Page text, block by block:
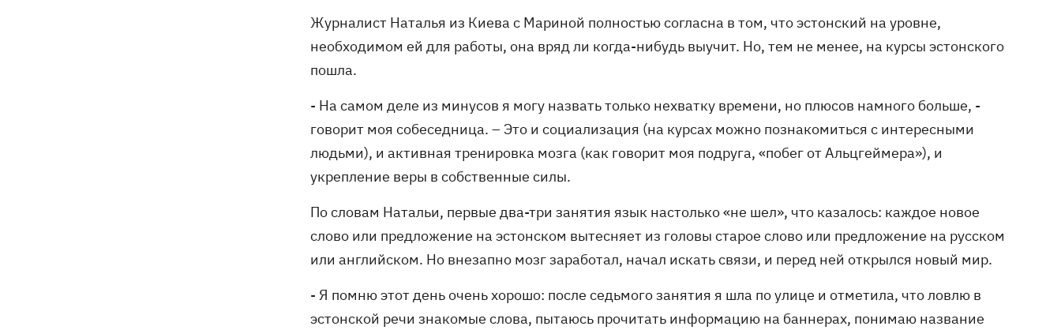
Журналист Наталья из Киева с Мариной полностью согласна в том, что эстонский на уровне,
необходимом ей для работы, она вряд ли когда-нибудь выучит. Но, тем не менее, на курсы эстонского
пошла.
- На самом деле из минусов я могу назвать только нехватку времени, но плюсов намного больше, -
говорит моя собеседница. – Это и социализация (на курсах можно познакомиться с интересными
людьми), и активная тренировка мозга (как говорит моя подруга, «побег от Альцгеймера»), и
укрепление веры в собственные силы.
По словам Натальи, первые два-три занятия язык настолько «не шел», что казалось: каждое новое
слово или предложение на эстонском вытесняет из головы старое слово или предложение на русском
или английском. Но внезапно мозг заработал, начал искать связи, и перед ней открылся новый мир.
- Я помню этот день очень хорошо: после седьмого занятия я шла по улице и отметила, что ловлю в
эстонской речи знакомые слова, пытаюсь прочитать информацию на баннерах, понимаю название